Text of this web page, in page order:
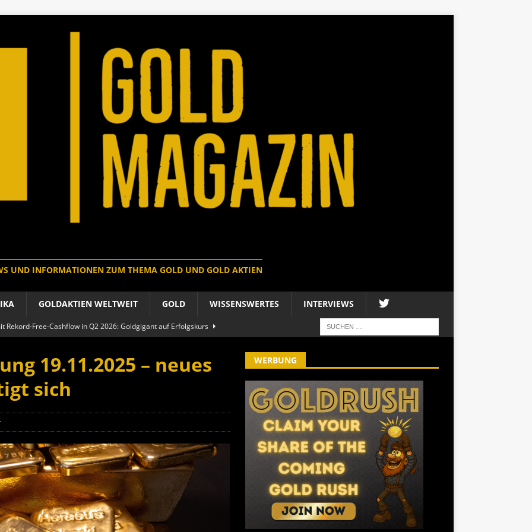
UND INFORMATIONEN ZUM THEMA GOLD UND GOLD AKTIEN
GOLDAKTIEN WELTWEIT GOLD WISSENSWERTES INTERVIEWS
Rekord-Free-Cashflow in Q2 2026: Goldgigant auf Erfolgskurs
der Welt baut um: Newmont vor Befreiungsschlag
Aktie: Umbau in Skandinavien nach Schweden-Deal
boomen nach Preissturz: Asien kauft physisch
19.11.2025 – neues
sich
WERBUNG